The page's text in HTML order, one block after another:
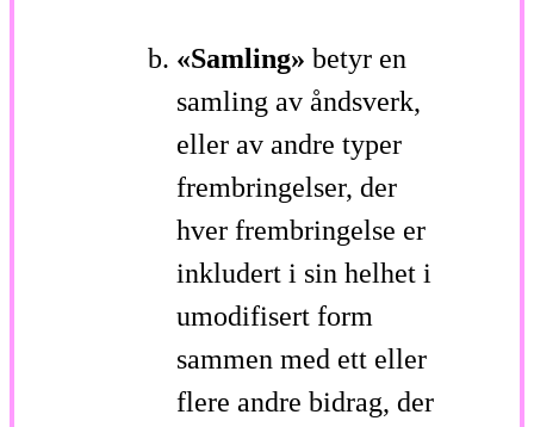
«Samling» betyr en
samling av åndsverk,
eller av andre typer
frembringelser, der
hver frembringelse er
inkludert i sin helhet i
umodifisert form
sammen med ett eller
flere andre bidrag, der